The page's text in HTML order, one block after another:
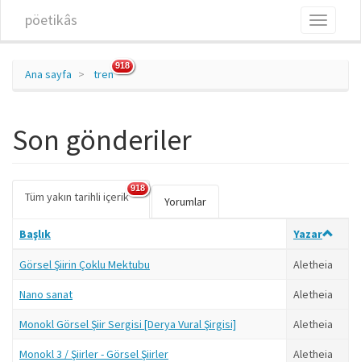
pöetikâs
Toggle
Ana sayfa tren
918
Son gönderiler
Birincil sekmeler
Tüm yakın tarihli içerik(etkin
918
Yorumlar
Başlık Yazar
Görsel Şiirin Çoklu Mektubu Aletheia
Nano sanat Aletheia
Monokl Görsel Şiir Sergisi [Derya Vural Şirgisi] Aletheia
Monokl 3 / Şiirler - Görsel Şiirler Aletheia